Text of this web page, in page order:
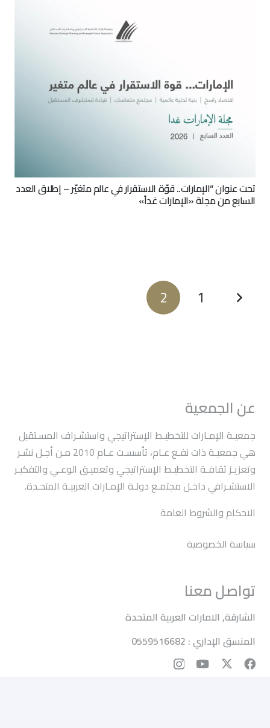
تحت عنوان “الإمارات.. قوّة الاستقرار في عالم متغيّر – إطلاق العدد
السابع من مجلة «الإمارات غداً»‎
1
2
عن الجمعية
جمعيـة الإمـارات للتخطيـط الإستراتيجي واستشـراف المسـتقبل
هي جمعيـة ذات نفـع عـام، تأسسـت عـام 2010 مـن أجـل نشـر
وتعزيـز ثقافـة التخطيـط الإستراتيجي وتعميـق الوعـي والتفكيـر
الاستشـرافي داخـل مجتمـع دولـة الإمـارات العربيـة المتحـدة.
الاحكام والشروط العامة
سياسة الخصوصية
تواصل معنا
الشارقة, الامارات العربية المتحدة
المنسق الإداري : 0559516682